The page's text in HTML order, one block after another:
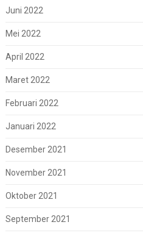
Juni 2022
Mei 2022
April 2022
Maret 2022
Februari 2022
Januari 2022
Desember 2021
November 2021
Oktober 2021
September 2021